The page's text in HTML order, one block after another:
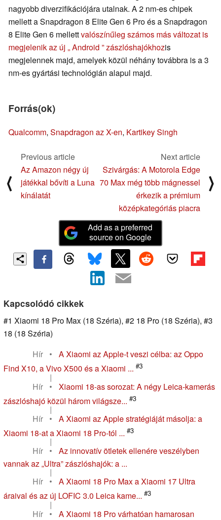
nagyobb diverzifikációjára utalnak. A 2 nm-es chipek
mellett a Snapdragon 8 Elite Gen 6 Pro és a Snapdragon
8 Elite Gen 6 mellettvalószínűleg számos más változat is
megjelenik az új „ Android ” zászlóshajókhozis
megjelennek majd, amelyek közül néhány továbbra is a 3
nm-es gyártási technológián alapul majd.
Forrás(ok)
Qualcomm, Snapdragon az X-en, Kartikey Singh
⟨
Previous article
Az Amazon négy új
játékkal bővíti a Luna
kínálatát
Next article
Szivárgás: A Motorola Edge
70 Max még több mágnessel
érkezik a prémium
középkategóriás piacra
⟩
Add as a preferred
source on Google
Kapcsolódó cikkek
#1 Xiaomi 18 Pro Max (18 Széria), #2 18 Pro (18 Széria), #3
18 (18 Széria)
Hír
•
A Xiaomi az Apple-t veszi célba: az Oppo
Find X10, a Vivo X500 és a Xiaomi ... #3
|
Hír
•
Xiaomi 18-as sorozat: A négy Leica-kamerás
zászlóshajó közül három világsze... #3
|
Hír
•
A Xiaomi az Apple stratégiáját másolja: a
Xiaomi 18-at a Xiaomi 18 Pro-tól ... #3
|
Hír
•
Az innovatív ötletek ellenére veszélyben
vannak az „Ultra” zászlóshajók: a ...
|
Hír
•
A Xiaomi 18 Pro Max a Xiaomi 17 Ultra
áraival és az új LOFIC 3.0 Leica kame... #3
|
Hír
•
A Xiaomi 18 Pro várhatóan hamarosan